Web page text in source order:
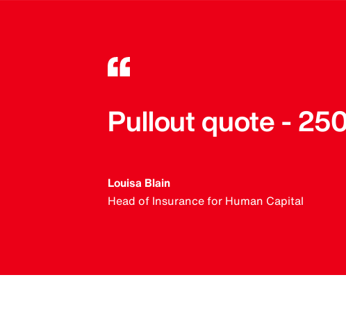
Pullout quote -
Louisa Blain
Head of Insurance for Human Capital